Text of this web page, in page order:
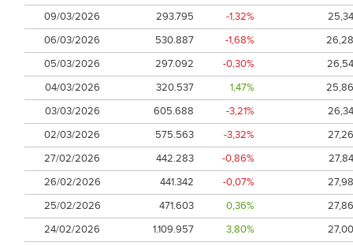
09/03/2026
293.795 -1,32%
25,34
06/03/2026
530.887 -1,68%
26,28
05/03/2026
297.092 -0,30%
26,54
04/03/2026
320.537 1,47%
25,86
03/03/2026
605.688 -3,21%
26,34
02/03/2026
575.563 -3,32%
27,26
27/02/2026
442.283 -0,86%
27,84
26/02/2026
441.342 -0,07%
27,98
25/02/2026
471.603 0,36%
27,86
24/02/2026
1.109.957 3,80%
27,00